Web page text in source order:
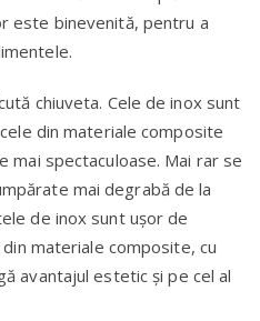
este binevenită, pentru a
chiuveta. Cele de inox sunt
din materiale composite
spectaculoase. Mai rar se
mai degrabă de la
de inox sunt ușor de
materiale composite, cu
avantajul estetic și pe cel al